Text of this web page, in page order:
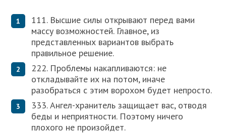
111. Высшие силы открывают перед вами
массу возможностей. Главное, из
представленных вариантов выбрать
правильное решение.
222. Проблемы накапливаются: не
откладывайте их на потом, иначе
разобраться с этим ворохом будет непросто.
333. Ангел-хранитель защищает вас, отводя
беды и неприятности. Поэтому ничего
плохого не произойдет.